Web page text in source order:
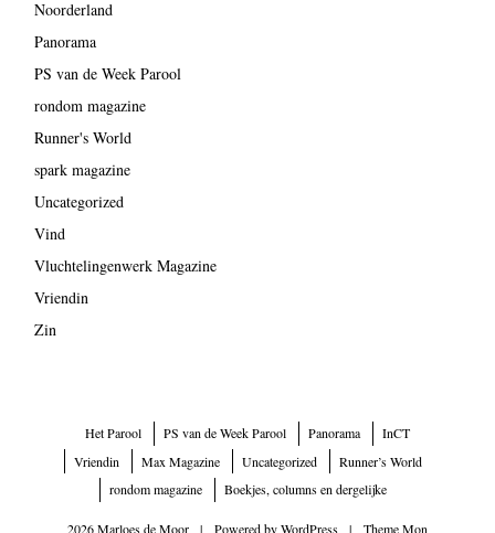
Noorderland
Panorama
PS van de Week Parool
rondom magazine
Runner's World
spark magazine
Uncategorized
Vind
Vluchtelingenwerk Magazine
Vriendin
Zin
Het Parool PS van de Week Parool Panorama
InCT
Vriendin
Max Magazine Uncategorized
Runner’s World
rondom magazine
Boekjes, columns en dergelijke
2026 Marloes de Moor | Powered byWordPress | Theme Mon